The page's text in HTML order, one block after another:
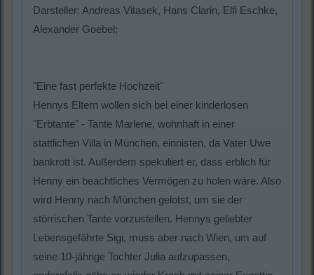
Darsteller: Andreas Vitasek, Hans Clarin, Elfi Eschke,
Alexander Goebel;
"Eine fast perfekte Hochzeit"
Hennys Eltern wollen sich bei einer kinderlosen
"Erbtante" - Tante Marlene, wohnhaft in einer
stattlichen Villa in München, einnisten, da Vater Uwe
bankrott ist. Außerdem spekuliert er, dass erblich für
Henny ein beachtliches Vermögen zu holen wäre. Also
wird Henny nach München gelotst, um sie der
störrischen Tante vorzustellen. Hennys geliebter
Lebensgefährte Sigi, muss aber nach Wien, um auf
seine 10-jährige Tochter Julia aufzupassen,